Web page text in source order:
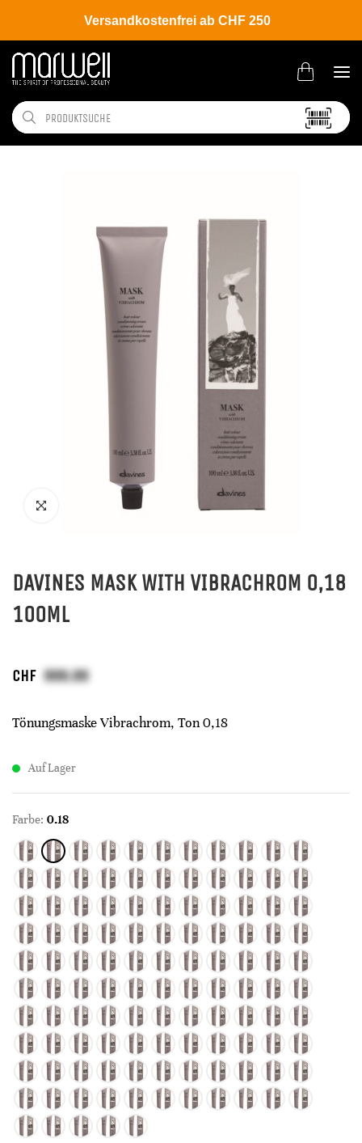
Versandkostenfrei ab CHF 250
Shop Brands Davines Colour
DAVINES MASK WITH VIBRACHROM 0,18
100ML
CHF
Tönungsmaske Vibrachrom, Ton 0,18
Auf Lager
Farbe: 0.18